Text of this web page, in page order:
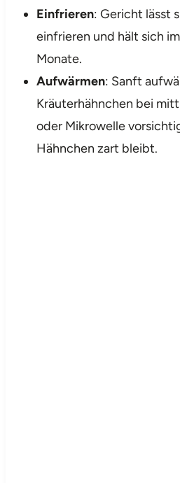
Einfrieren: Gericht lässt
einfrieren und hält sich
Monate.
Aufwärmen: Sanft
Kräuterhähnchen bei
oder Mikrowelle
Hähnchen zart bleibt.